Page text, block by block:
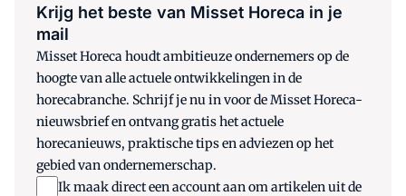
Krijg het beste van Misset Horeca in je
mail
Misset Horeca houdt ambitieuze ondernemers op de
hoogte van alle actuele ontwikkelingen in de
horecabranche. Schrijf je nu in voor de Misset Horeca-
nieuwsbrief en ontvang gratis het actuele
horecanieuws, praktische tips en adviezen op het
gebied van ondernemerschap.
Ik maak direct een account aan om artikelen uit de